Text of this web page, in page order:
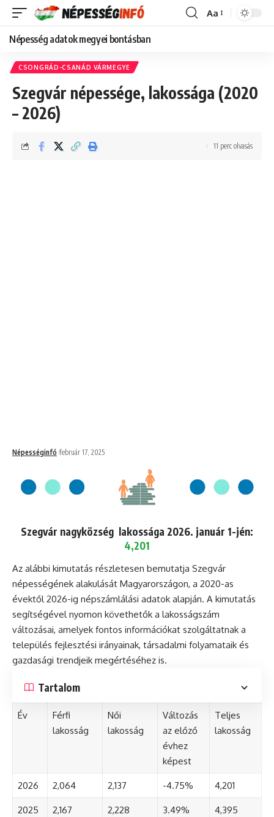
Font
Aa
Népesség adatok megyei bontásban
CSONGRÁD-CSANÁD VÁRMEGYE
Szegvár népessége, lakossága (2020
– 2026)
Népességinfó február 17, 2025
11 perc olvasás
Szegvár nagyközség lakossága 2026. január 1-jén:
4,201
Az alábbi kimutatás részletesen bemutatja Szegvár
népességének alakulását Magyarországon, a 2020-as
évektől 2026-ig népszámlálási adatok alapján. A kimutatás
segítségével nyomon követhetők a lakosságszám
változásai, amelyek fontos információkat szolgáltatnak a
település fejlesztési irányainak, társadalmi folyamataik és
gazdasági trendjeik megértéséhez is.
Tartalom
Év
Férfi
lakosság
Női
lakosság
Változás
az előző
évhez
képest
Teljes
lakosság
2026 2,064 2,137 -4.75% 4,201
2025 2,167 2,228 3.49% 4,395